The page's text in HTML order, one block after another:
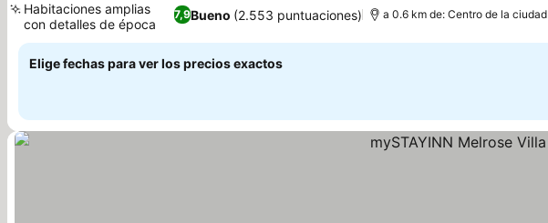
7,9Bueno (2.553 puntuaciones)
Habitaciones amplias
con detalles de época
a 0.6 km de: Centro de la ciudad
Elige fechas para ver los precios exactos